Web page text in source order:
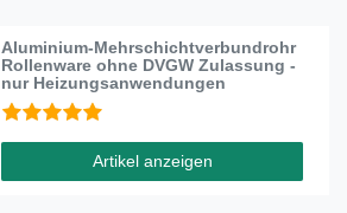
Aluminium-Mehrschichtverbundrohr
Rollenware ohne DVGW Zulassung -
nur Heizungsanwendungen
Artikel anzeigen